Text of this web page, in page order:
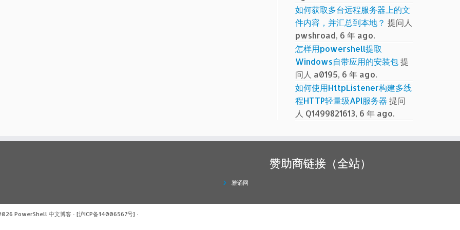
如何获取多台远程服务器上的文
件内容，并汇总到本地？ 提问人
pwshroad, 6 年 ago.
怎样用powershell提取
Windows自带应用的安装包提
问人 a0195, 6 年 ago.
如何使用HttpListener构建多线
程HTTP轻量级API服务器 提问
人 Q1499821613, 6 年 ago.
赞助商链接（全站）
雅诵网
PowerShell 中文博客 · [沪ICP备14006567号] ·